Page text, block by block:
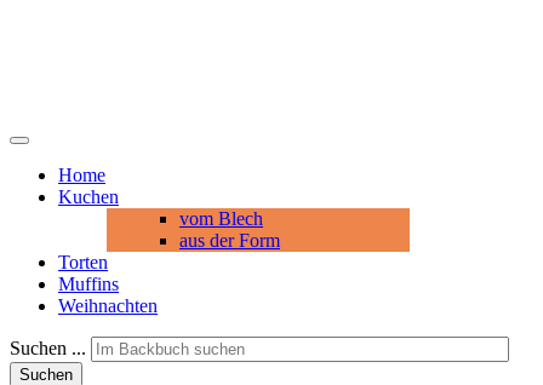
Home
Kuchen
vom Blech
aus der Form
Torten
Muffins
Weihnachten
Suchen ...
Suchen